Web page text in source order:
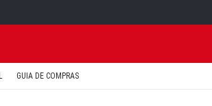
GUIA DE COMPRAS